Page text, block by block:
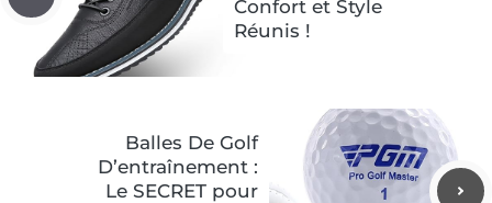
Confort et Style
Réunis !
Balles De Golf
D’entraînement :
Le SECRET pour